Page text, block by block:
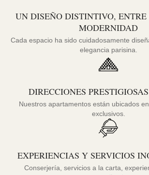
UN DISEÑO DISTINTIVO,
MODERNIDAD
Cada espacio ha sido cuidadosamente
elegancia parisina.
DIRECCIONES
Nuestros apartamentos están ubicados
exclusivos.
EXPERIENCIAS Y SERVICIOS
Conserjería, servicios a la carta,